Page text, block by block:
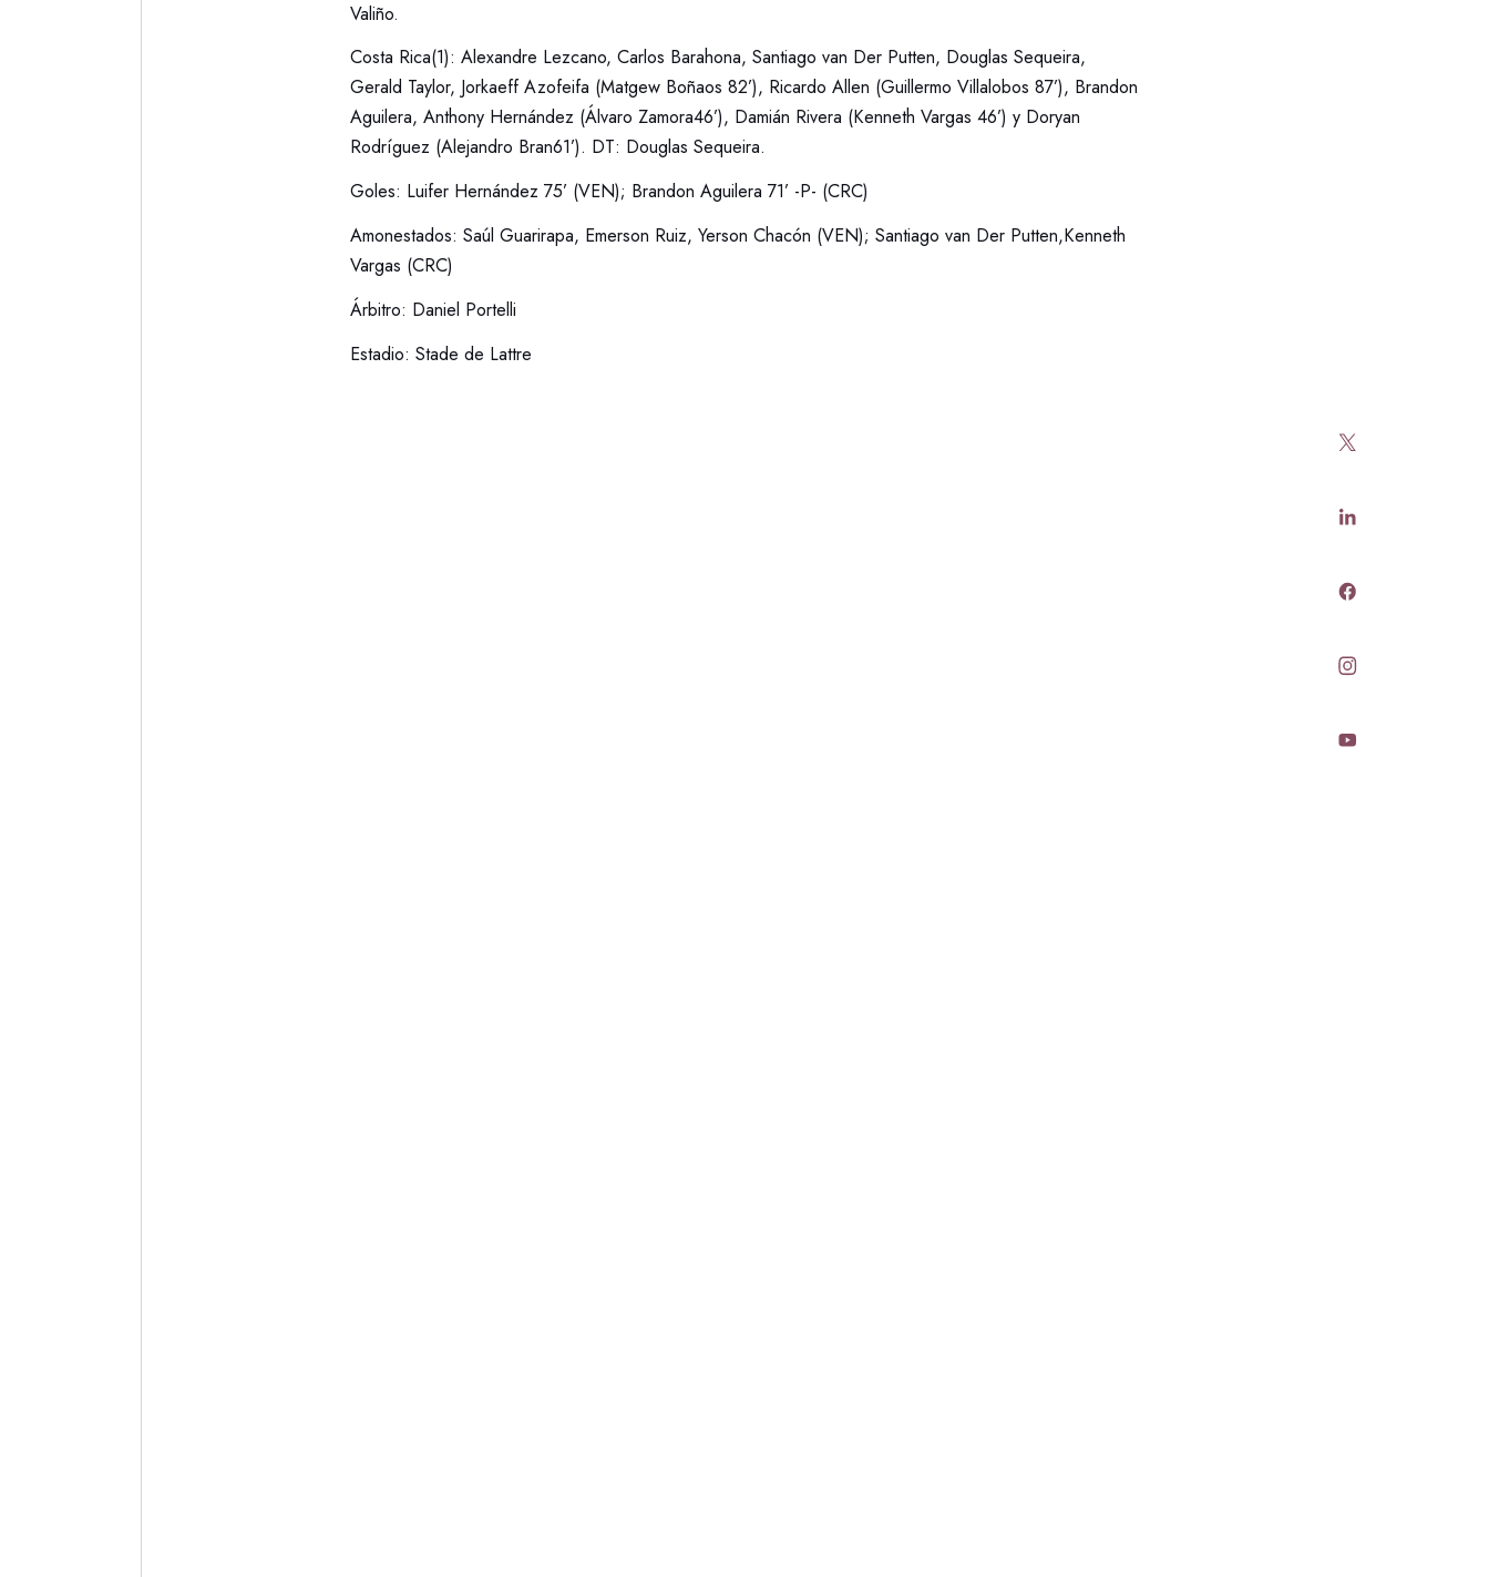
Valiño.
Costa Rica(1): Alexandre Lezcano, Carlos Barahona, Santiago van Der Putten, Douglas Sequeira,
Gerald Taylor, Jorkaeff Azofeifa (Matgew Boñaos 82’), Ricardo Allen (Guillermo Villalobos 87’), Brandon
Aguilera, Anthony Hernández (Álvaro Zamora46’), Damián Rivera (Kenneth Vargas 46’) y Doryan
Rodríguez (Alejandro Bran61’). DT: Douglas Sequeira.
Goles: Luifer Hernández 75’ (VEN); Brandon Aguilera 71’ -P- (CRC)
Amonestados: Saúl Guarirapa, Emerson Ruiz, Yerson Chacón (VEN); Santiago van Der Putten,Kenneth
Vargas (CRC)
Árbitro: Daniel Portelli
Estadio: Stade de Lattre